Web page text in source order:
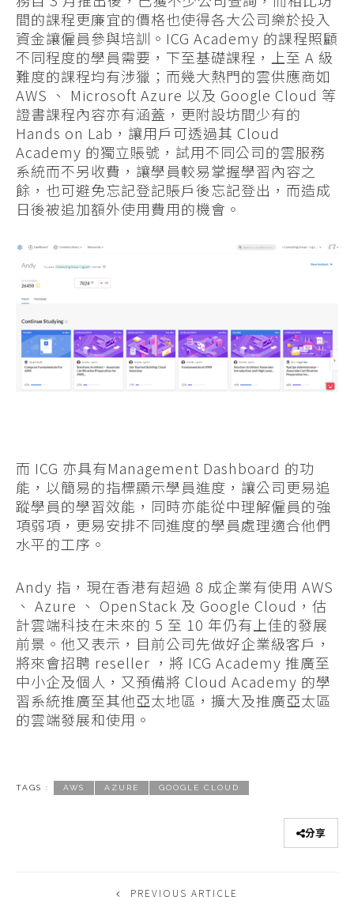
間的課程更廉宜的價格也使得各大公司樂於投入
資金讓僱員參與培訓。ICG Academy 的課程照顧
不同程度的學員需要，下至基礎課程，上至 A 級
難度的課程均有涉獵；而幾大熱門的雲供應商如
AWS 、 Microsoft Azure 以及 Google Cloud 等
證書課程內容亦有涵蓋，更附設坊間少有的
Hands on Lab，讓用戶可透過其 Cloud
Academy 的獨立賬號，試用不同公司的雲服務
系統而不另收費，讓學員較易掌握學習內容之
餘，也可避免忘記登記賬戶後忘記登出，而造成
日後被追加額外使用費用的機會。
而 ICG 亦具有Management Dashboard 的功
能，以簡易的指標顯示學員進度，讓公司更易追
蹤學員的學習效能，同時亦能從中理解僱員的強
項弱項，更易安排不同進度的學員處理適合他們
水平的工序。
Andy 指，現在香港有超過 8 成企業有使用 AWS
、 Azure 、 OpenStack 及 Google Cloud，估
計雲端科技在未來的 5 至 10 年仍有上佳的發展
前景。他又表示，目前公司先做好企業級客戶，
將來會招聘 reseller ，將 ICG Academy 推廣至
中小企及個人，又預備將 Cloud Academy 的學
習系統推廣至其他亞太地區，擴大及推廣亞太區
的雲端發展和使用。
TAGS : AWS AZURE GOOGLE CLOUD
分享
PREVIOUS ARTICLE